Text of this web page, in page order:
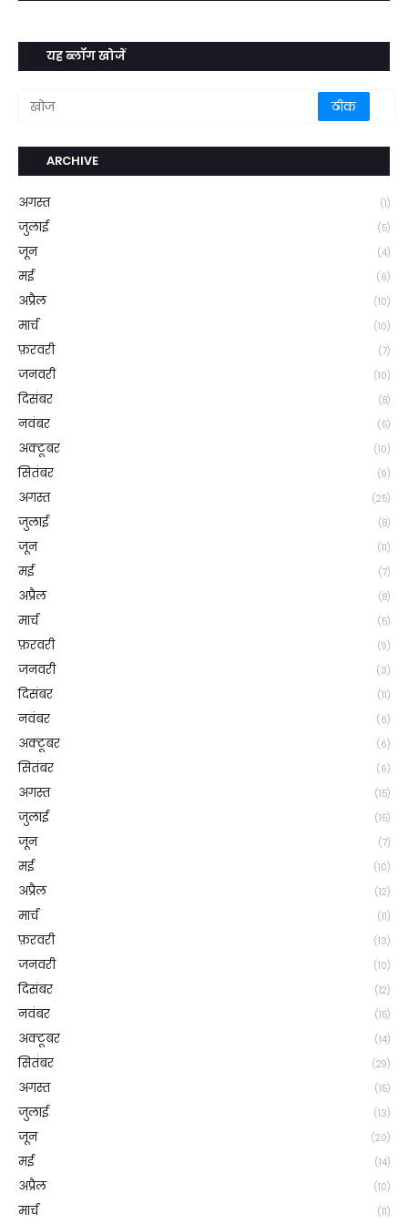
यह ब्लॉग खोजें
ARCHIVE
अगस्त (1)
जुलाई (5)
जून (4)
मई (6)
अप्रैल (10)
मार्च (10)
फ़रवरी (7)
जनवरी (10)
दिसंबर (8)
नवंबर (5)
अक्टूबर (10)
सितंबर (9)
अगस्त (25)
जुलाई (8)
जून (11)
मई (7)
अप्रैल (8)
मार्च (5)
फ़रवरी (9)
जनवरी (3)
दिसंबर (11)
नवंबर (6)
अक्टूबर (6)
सितंबर (6)
अगस्त (15)
जुलाई (15)
जून (7)
मई (10)
अप्रैल (12)
मार्च (11)
फ़रवरी (13)
जनवरी (10)
दिसंबर (12)
नवंबर (15)
अक्टूबर (14)
सितंबर (29)
अगस्त (15)
जुलाई (13)
जून (20)
मई (14)
अप्रैल (10)
मार्च (11)